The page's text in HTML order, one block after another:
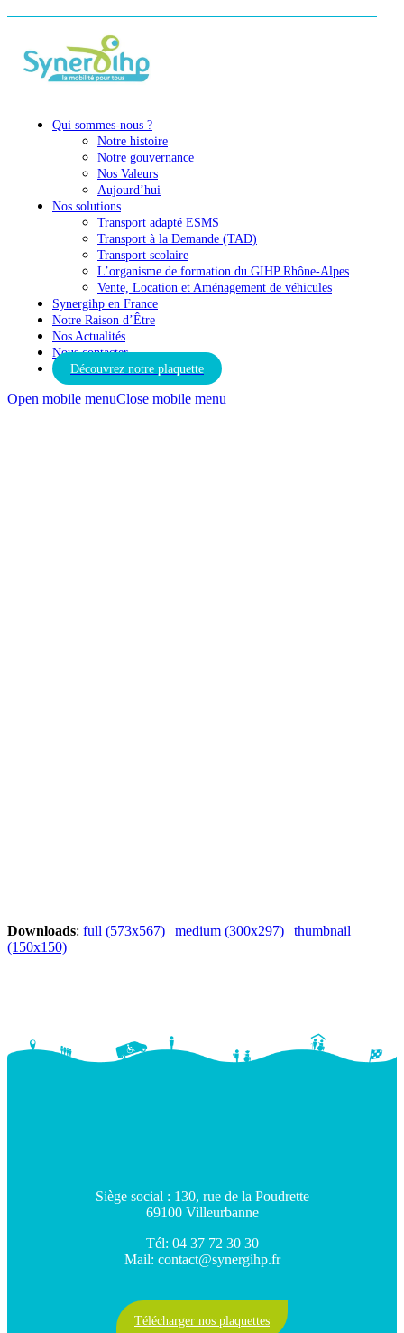
Qui sommes-nous ?
Notre histoire
Notre gouvernance
Nos Valeurs
Aujourd’hui
Nos solutions
Transport adapté ESMS
Transport à la Demande (TAD)
Transport scolaire
L’organisme de formation du GIHP Rhône-Alpes
Vente, Location et Aménagement de véhicules
Synergihp en France
Notre Raison d’Être
Nos Actualités
Nous contacter
Découvrez notre plaquette
Open mobile menuClose mobile menu
Downloads: full (573x567) | medium (300x297) | thumbnail
(150x150)
Siège social : 130, rue de la Poudrette
69100 Villeurbanne
Tél: 04 37 72 30 30
Mail: contact@synergihp.fr
Télécharger nos plaquettes